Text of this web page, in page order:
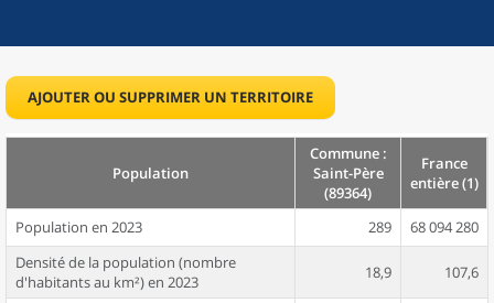
AJOUTER OU SUPPRIMER UN TERRITOIRE
Population
Commune :
Saint-Père
(89364)
France
entière (1)
Population en 2023 289
68 094 280
Densité de la population (nombre
d'habitants au km²) en 2023
18,9 107,6